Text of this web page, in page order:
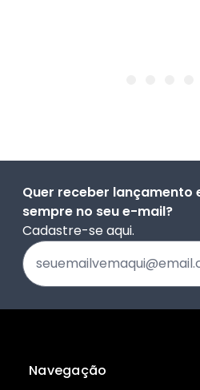
Quer receber lançamento
sempre no seu e-mail?
Cadastre-se aqui.
Navegação